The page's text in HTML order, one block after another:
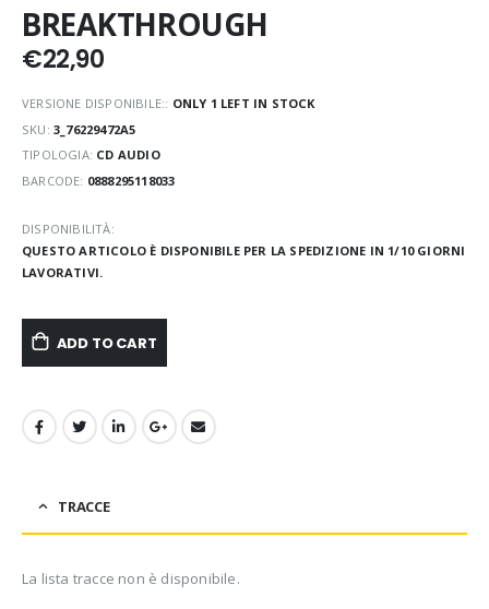
BREAKTHROUGH
€22,90
VERSIONE DISPONIBILE:: ONLY 1 LEFT IN STOCK
SKU: 3_76229472A5
TIPOLOGIA: CD AUDIO
BARCODE: 0888295118033
DISPONIBILITÀ:
QUESTO ARTICOLO È DISPONIBILE PER LA SPEDIZIONE IN 1/10 GIORNI
LAVORATIVI.
ADD TO CART
TRACCE
La lista tracce non è disponibile.